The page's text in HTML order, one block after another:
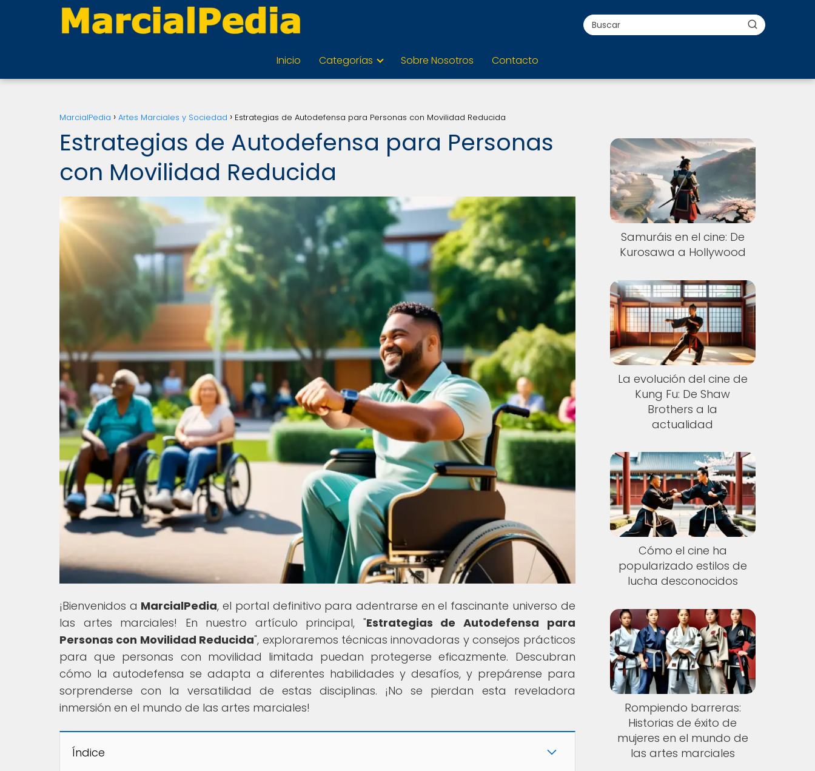
Inicio Categorías Sobre Nosotros Contacto
MarcialPedia Artes Marciales y Sociedad Estrategias de Autodefensa para Personas con Movilidad Reducida
Estrategias de Autodefensa para Personas
con Movilidad Reducida
¡Bienvenidos a MarcialPedia, el portal definitivo para adentrarse en el fascinante universo de
las artes marciales! En nuestro artículo principal, "Estrategias de Autodefensa para
Personas con Movilidad Reducida", exploraremos técnicas innovadoras y consejos prácticos
para que personas con movilidad limitada puedan protegerse eficazmente. Descubran
cómo la autodefensa se adapta a diferentes habilidades y desafíos, y prepárense para
sorprenderse con la versatilidad de estas disciplinas. ¡No se pierdan esta reveladora
inmersión en el mundo de las artes marciales!
Índice
Samuráis en el cine: De
Kurosawa a Hollywood
La evolución del cine de
Kung Fu: De Shaw
Brothers a la
actualidad
Cómo el cine ha
popularizado estilos de
lucha desconocidos
Rompiendo barreras:
Historias de éxito de
mujeres en el mundo de
las artes marciales